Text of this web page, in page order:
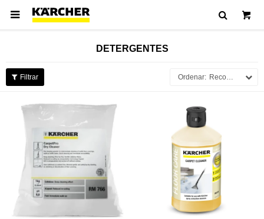

DETERGENTES
Recomendados